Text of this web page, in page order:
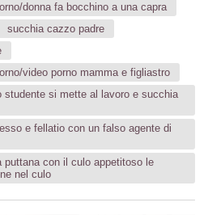
donna fa bocchino a una capra
succhia cazzo padre
video porno mamma e figliastro
studente si mette al lavoro e succhia
e fellatio con un falso agente di
con il culo appetitoso le
nel culo